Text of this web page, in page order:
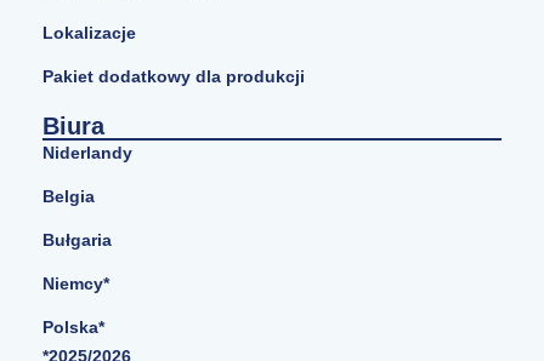
Lokalizacje
Pakiet dodatkowy dla produkcji
Biura
Niderlandy
Belgia
Bułgaria
Niemcy*
Polska*
*2025/2026